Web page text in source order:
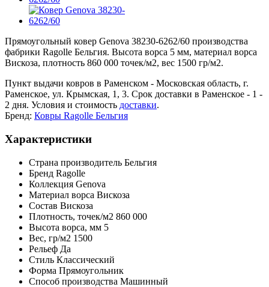
Прямоугольный ковер Genova 38230-6262/60 производства
фабрики Ragolle Бельгия. Высота ворса 5 мм, материал ворса
Вискоза, плотность 860 000 точек/м2, вес 1500 гр/м2.
Пункт выдачи ковров в Раменском - Московская область, г.
Раменское, ул. Крымская, 1, 3. Срок доставки в Раменское - 1 -
2 дня. Условия и стоимость доставки.
Бренд: Ковры Ragolle Бельгия
Характеристики
Страна производитель Бельгия
Бренд Ragolle
Коллекция Genova
Материал ворса Вискоза
Состав Вискоза
Плотность, точек/м2 860 000
Высота ворса, мм 5
Вес, гр/м2 1500
Рельеф Да
Стиль Классический
Форма Прямоугольник
Способ производства Машинный